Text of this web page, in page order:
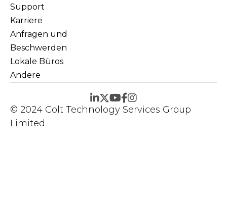
Support
Karriere
Anfragen und
Beschwerden
Lokale Büros
Andere
© 2024 Colt Technology Services Group
Limited